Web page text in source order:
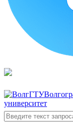
университет